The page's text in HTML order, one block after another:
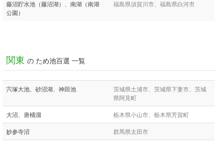
藤沼貯水池（藤沼湖）、南湖（南湖
公園）
福島県須賀川市、福島県白河市
関東 の ため池百選 一覧
宍塚大池、砂沼湖、神田池
茨城県土浦市、茨城県下妻市、茨城
県阿見町
大沼、唐桶溜 栃木県小山市、栃木県芳賀町
妙参寺沼 群馬県太田市